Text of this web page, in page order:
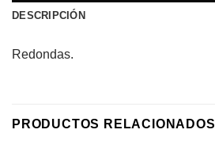
DESCRIPCIÓN
Redondas.
PRODUCTOS RELACIONADOS